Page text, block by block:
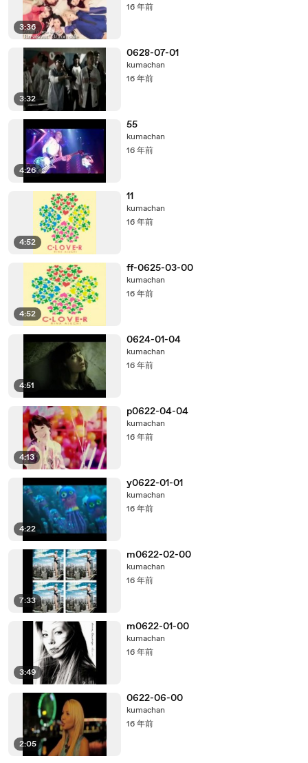
3:36
16 年前
3:32
0628-07-01
kumachan
16 年前
4:26
55
kumachan
16 年前
4:52
11
kumachan
16 年前
4:52
ff-0625-03-00
kumachan
16 年前
4:51
0624-01-04
kumachan
16 年前
4:13
p0622-04-04
kumachan
16 年前
4:22
y0622-01-01
kumachan
16 年前
7:33
m0622-02-00
kumachan
16 年前
3:49
m0622-01-00
kumachan
16 年前
2:05
0622-06-00
kumachan
16 年前